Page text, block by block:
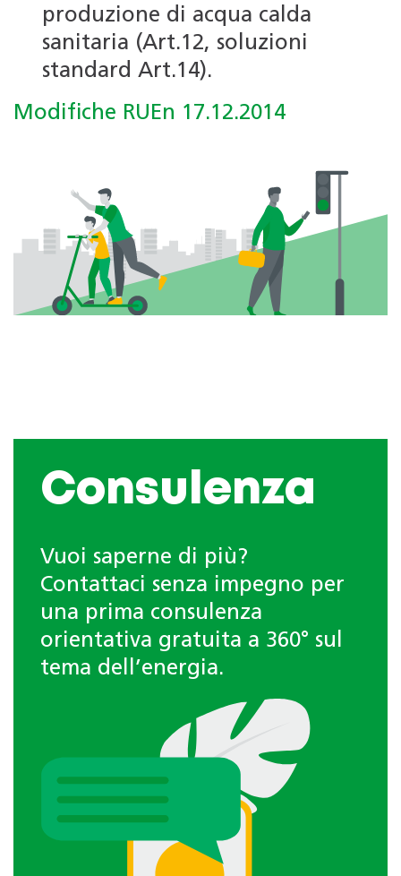
produzione di acqua calda
sanitaria (Art.12, soluzioni
standard Art.14).
Modifiche RUEn 17.12.2014
Consulenza
Vuoi saperne di più?
Contattaci senza impegno per
una prima consulenza
orientativa gratuita a 360° sul
tema dell’energia.